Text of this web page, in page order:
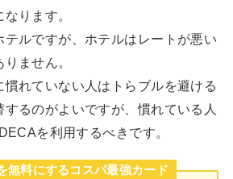
ります。
ルですが、ホテルはレートが悪い
ません。
慣れていない人はトらブルを避ける
るのがよいですが、慣れている人
を利用するべきです。
無料にするコスパ最強カード